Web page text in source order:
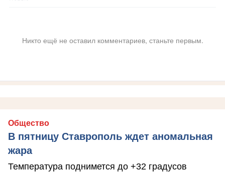
Никто ещё не оставил комментариев, станьте первым.
Общество
В пятницу Ставрополь ждет аномальная
жара
Температура поднимется до +32 градусов